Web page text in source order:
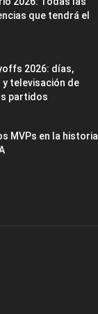
que tendrá el
2026: días,
y televisación de
partidos
MVPs en la historia